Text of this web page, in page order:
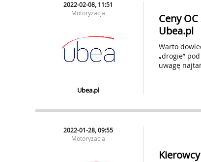
2022-02-08, 11:51
Motoryzacja
Ubea.pl
Ceny
Ubea.pl
Warto
„drogie”
uwagę
2022-01-28, 09:55
Motoryzacja